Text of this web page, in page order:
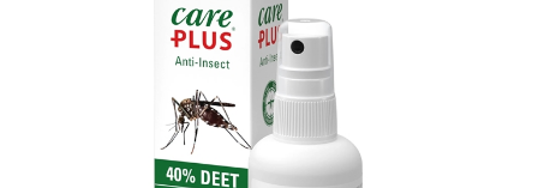
Lelut, Lapsi & Vauva